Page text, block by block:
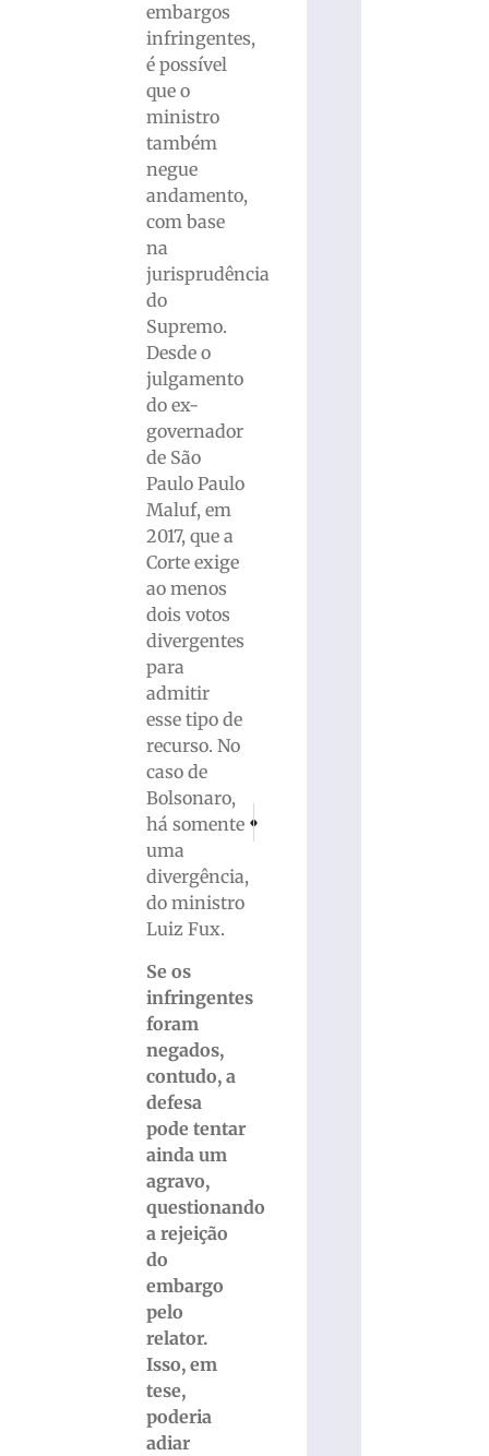
embargos
infringentes,
é possível
que o
ministro
também
negue
andamento,
com base
na
jurisprudência
do
Supremo.
Desde o
julgamento
do ex-
governador
de São
Paulo Paulo
Maluf, em
2017, que a
Corte exige
ao menos
dois votos
divergentes
para
admitir
esse tipo de
recurso. No
caso de
Bolsonaro,
há somente
uma
divergência,
do ministro
Luiz Fux.
Se os
infringentes
foram
negados,
contudo, a
defesa
pode tentar
ainda um
agravo,
questionando
a rejeição
do
embargo
pelo
relator.
Isso, em
tese,
poderia
adiar
PRÓXIMO
Colisão frontal deixa idoso gravemente